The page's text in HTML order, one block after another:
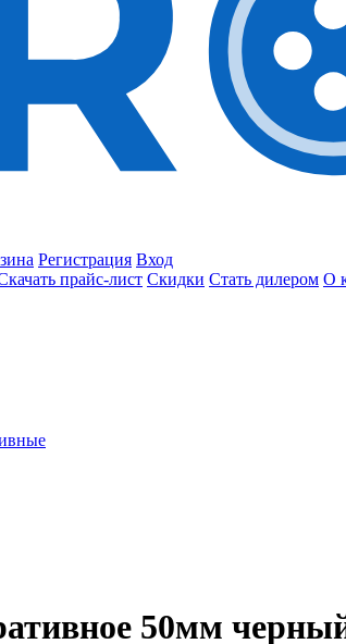
Регистрация Вход
прайс-лист Скидки Стать дилером О
50мм